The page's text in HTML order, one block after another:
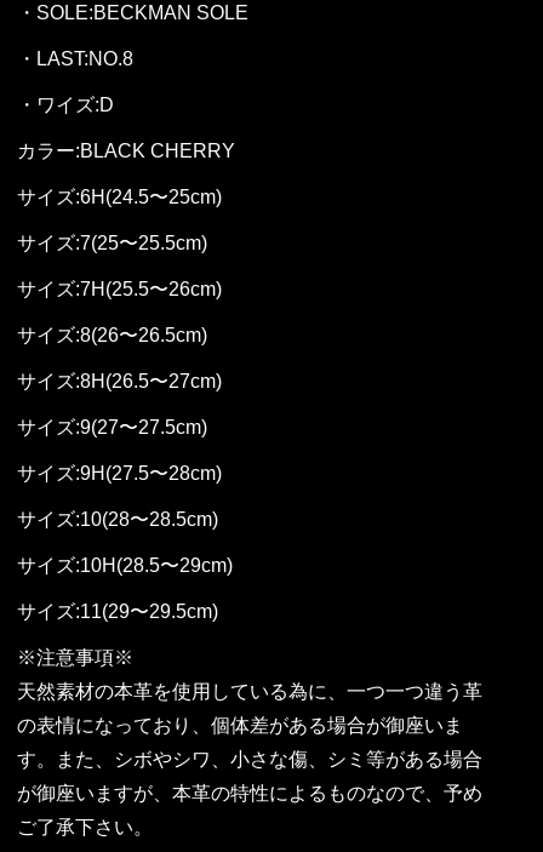
・SOLE:BECKMAN SOLE
・LAST:NO.8
・ワイズ:D
カラー:BLACK CHERRY
サイズ:6H(24.5〜25cm)
サイズ:7(25〜25.5cm)
サイズ:7H(25.5〜26cm)
サイズ:8(26〜26.5cm)
サイズ:8H(26.5〜27cm)
サイズ:9(27〜27.5cm)
サイズ:9H(27.5〜28cm)
サイズ:10(28〜28.5cm)
サイズ:10H(28.5〜29cm)
サイズ:11(29〜29.5cm)
※注意事項※
天然素材の本革を使用している為に、一つ一つ違う革
の表情になっており、個体差がある場合が御座いま
す。また、シボやシワ、小さな傷、シミ等がある場合
が御座いますが、本革の特性によるものなので、予め
ご了承下さい。